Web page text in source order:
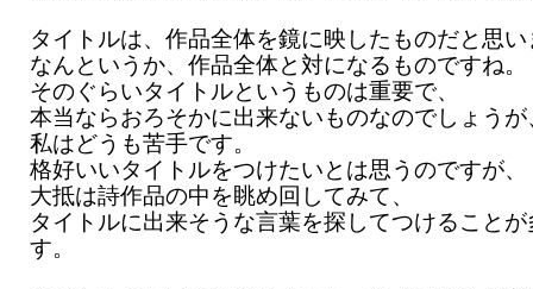
タイトルは、作品全体を鏡に映したものだと思
なんというか、作品全体と対になるものですね。
そのぐらいタイトルというものは重要で、
本当ならおろそかに出来ないものなのでしょうが
私はどうも苦手です。
格好いいタイトルをつけたいとは思うのですが、
大抵は詩作品の中を眺め回してみて、
タイトルに出来そうな言葉を探してつけること
す。